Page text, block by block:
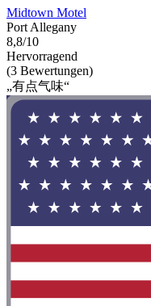
Midtown Motel
Port Allegany
8,8/10
Hervorragend
(3 Bewertungen)
„有点气味“